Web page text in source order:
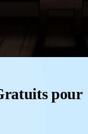
pour